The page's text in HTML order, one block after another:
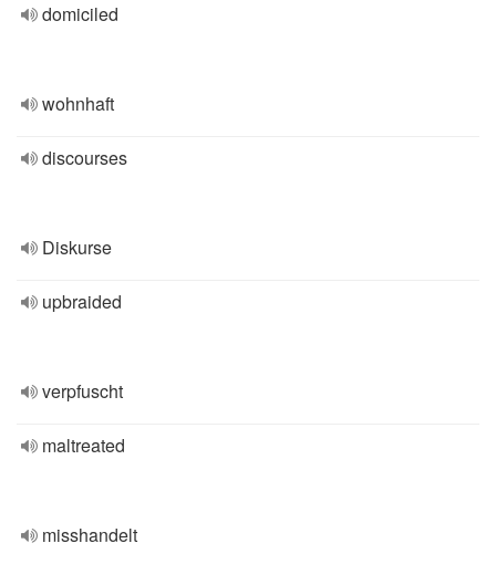
domiciled
wohnhaft
discourses
Diskurse
upbraided
verpfuscht
maltreated
misshandelt